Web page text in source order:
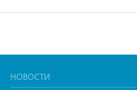
НОВОСТИ